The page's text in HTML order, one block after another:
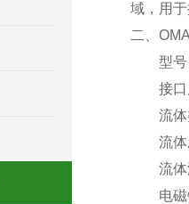
域，用
二、
型
接
流
流
流
电